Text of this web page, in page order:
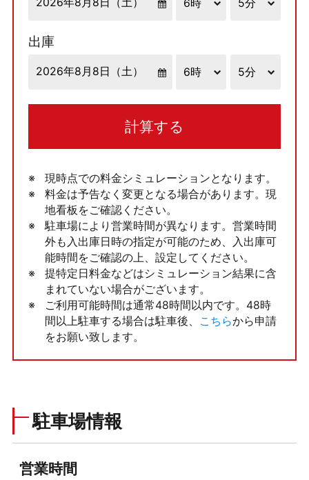
出庫
計算する
現時点での料金シミュレーションとなります。
料金は予告なく変更となる場合があります。現
地看板をご確認ください。
駐車場により営業時間が異なります。営業時間
外も入出庫日時の指定が可能のため、入出庫可
能時間をご確認の上、設定してください。
提特定日料金などはシミュレーション結果に含
まれていない場合がございます。
ご利用可能時間は通常48時間以内です。48時
間以上駐車する場合は駐車後、
こちらから申請
をお願い致します。
駐車場情報
営業時間